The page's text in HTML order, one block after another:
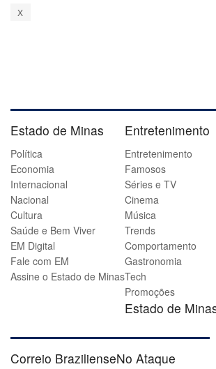
X
Estado de Minas
Política
Economia
Internacional
Nacional
Cultura
Saúde e Bem Viver
EM Digital
Fale com EM
Assine o Estado de Minas
Entretenimento
Entretenimento
Famosos
Séries e TV
Cinema
Música
Trends
Comportamento
Gastronomia
Tech
Promoções
Estado de
Correio BrazilienseNo Ataque